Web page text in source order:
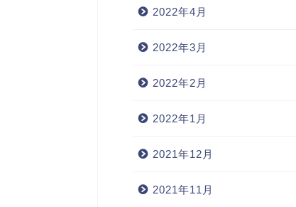
2022年4月
2022年3月
2022年2月
2022年1月
2021年12月
2021年11月